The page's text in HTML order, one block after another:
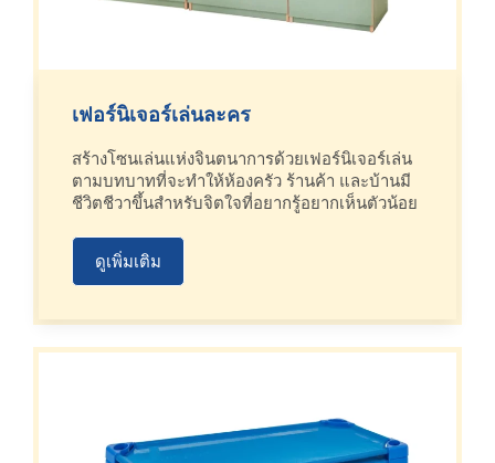
เฟอร์นิเจอร์เล่นละคร
สร้างโซนเล่นแห่งจินตนาการด้วยเฟอร์นิเจอร์เล่น
ตามบทบาทที่จะทำให้ห้องครัว ร้านค้า และบ้านมี
ชีวิตชีวาขึ้นสำหรับจิตใจที่อยากรู้อยากเห็นตัวน้อย
ดูเพิ่มเติม